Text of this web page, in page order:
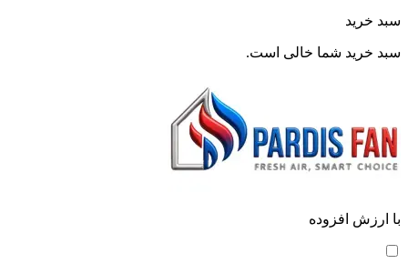
سبد خرید
سبد خرید شما خالی است.
با ارزش افزوده